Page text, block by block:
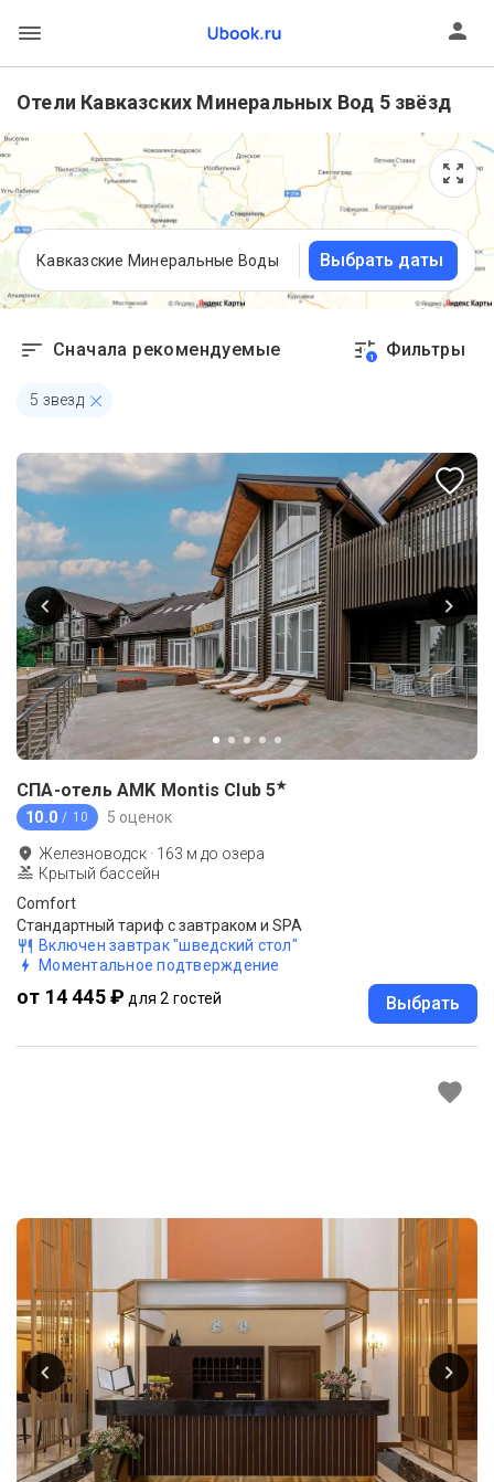
Отели Кавказских Минеральных Вод 5 звёзд
Кавказские Минеральные Воды Выбрать даты
Сначала рекомендуемые 1 Фильтры
5 звезд
СПА-отель AMK Montis Club 5★
10.0 / 10 5 оценок
Железноводск · 163 м до озера
Крытый бассейн
Comfort
Стандартный тариф с завтраком и SPA
Включен завтрак "шведский стол"
Моментальное подтверждение
от 14 445 ₽ для 2 гостей Выбрать